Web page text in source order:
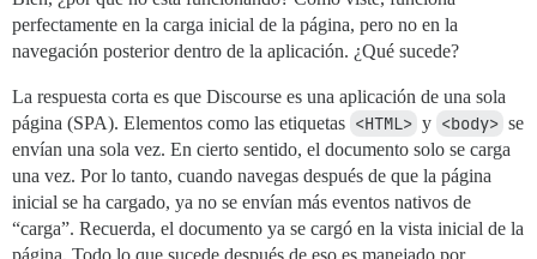
perfectamente en la carga inicial de la página, pero no en la
navegación posterior dentro de la aplicación. ¿Qué sucede?
La respuesta corta es que Discourse es una aplicación de una sola
página (SPA). Elementos como las etiquetas <HTML> y <body> se
envían una sola vez. En cierto sentido, el documento solo se carga
una vez. Por lo tanto, cuando navegas después de que la página
inicial se ha cargado, ya no se envían más eventos nativos de
“carga”. Recuerda, el documento ya se cargó en la vista inicial de la
página. Todo lo que sucede después de eso es manejado por